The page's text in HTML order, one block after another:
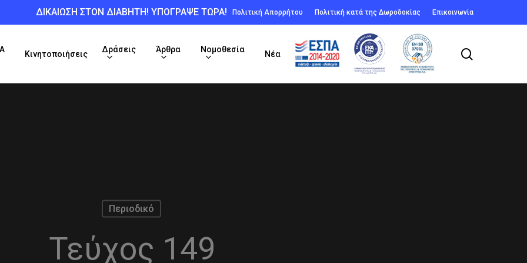
ΔΙΚΑΙΩΣΗ ΣΤΟΝ ΔΙΑΒΗΤΗ! ΥΠΟΓΡΑΨΕ ΤΩΡΑ! Πολιτική Απορρήτου Πολιτική κατά της Δωροδοκίας Επικοινωνία
Κινητοποιήσεις
Δράσεις Άρθρα Νομοθεσία
Νέα
Περιοδικό
Τεύχος 149